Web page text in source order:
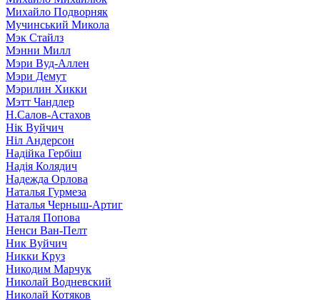
Михайло Подворняк
Мучинський Микола
Мэк Стайлз
Мэнни Милл
Мэри Вуд-Аллен
Мэри Демут
Мэрилин Хикки
Мэтт Чандлер
Н.Салов-Астахов
Нік Вуйчич
Ніл Андерсон
Надійка Гербіш
Надія Колядич
Надежда Орлова
Наталья Гурмеза
Наталья Черныш-Артиг
Наталя Попова
Ненси Ван-Пелт
Ник Вуйчич
Никки Круз
Никодим Марчук
Николай Водневский
Николай Котяков